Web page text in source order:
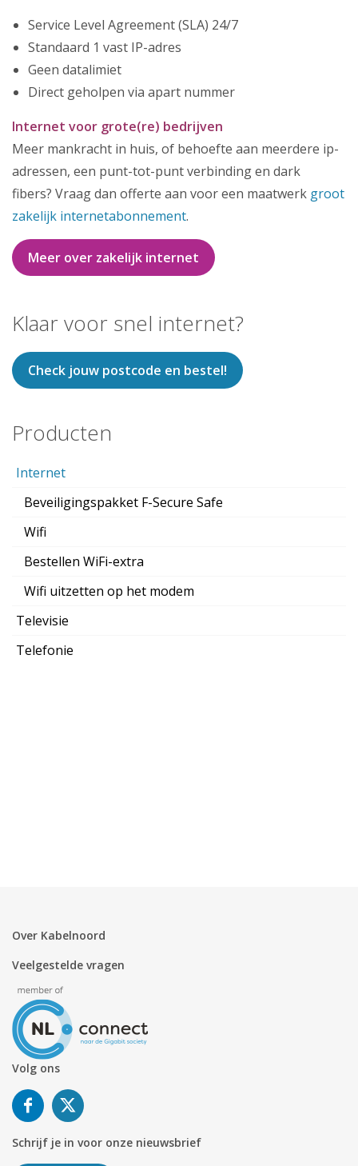
Service Level Agreement (SLA) 24/7
Standaard 1 vast IP-adres
Geen datalimiet
Direct geholpen via apart nummer
Internet voor grote(re) bedrijven
Meer mankracht in huis, of behoefte aan meerdere ip-
adressen, een punt-tot-punt verbinding en dark
fibers? Vraag dan offerte aan voor een maatwerk groot
zakelijk internetabonnement.
Meer over zakelijk internet
Klaar voor snel internet?
Check jouw postcode en bestel!
Producten
Internet
Beveiligingspakket F-Secure Safe
Wifi
Bestellen WiFi-extra
Wifi uitzetten op het modem
Televisie
Telefonie
Over Kabelnoord
Veelgestelde vragen
Volg ons
Schrijf je in voor onze nieuwsbrief